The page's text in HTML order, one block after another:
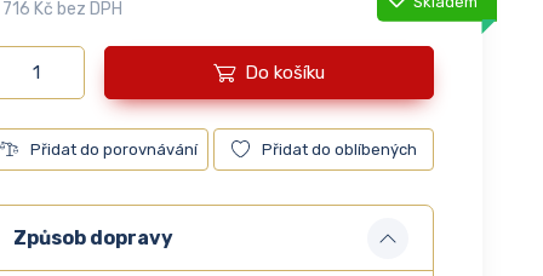
Kč bez DPH
Do košíku
Přidat do porovnávání Přidat do oblíbených
Způsob dopravy